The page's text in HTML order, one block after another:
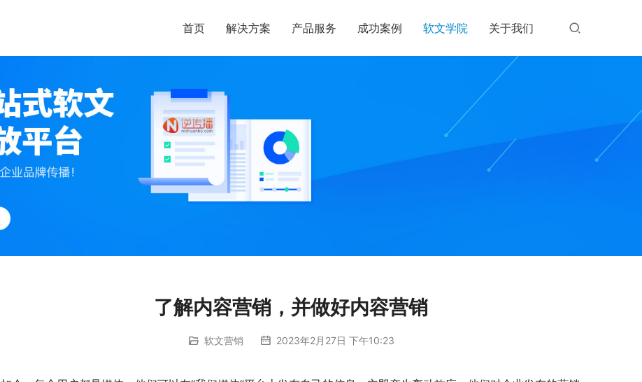
首页 解决方案 产品服务 成功案例 软文学院 关于我们
了解内容营销，并做好内容营销
软文营销 2023年2月27日 下午10:23